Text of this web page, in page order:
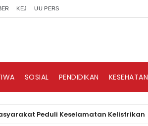
KEJ UU PERS
SOSIAL PENDIDIKAN KESEHATAN
Peduli Keselamatan Kelistrikan